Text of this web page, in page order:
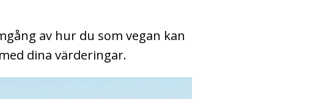
av hur du som vegan kan
dina värderingar.